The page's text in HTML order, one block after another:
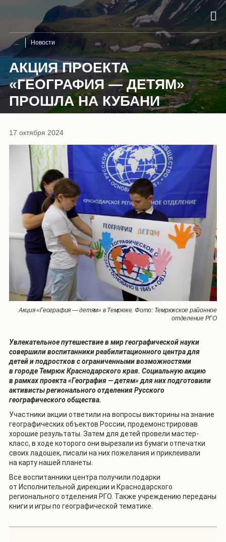
Новости
АКЦИЯ ПРОЕКТА
«ГЕОГРАФИЯ — ДЕТЯМ»
ПРОШЛА НА КУБАНИ
17 октября 2024
Акция «География — детям» в Темрюке. Фото: Темрюкское районное
отделение РГО
Увлекательное путешествие в мир географической науки
совершили воспитанники реабилитационного центра для
детей и подростков с ограниченными возможностями
в городе Темрюк Краснодарского края. Социальную акцию
в рамках проекта «География — детям» для них подготовили
активисты регионального отделения Русского
географического общества.
Участники акции ответили на вопросы викторины на знание
географических объектов России, продемонстрировав
хорошие результаты. Затем для детей провели мастер-
класс, в ходе которого они вырезали из бумаги отпечатки
своих ладошек, писали на них пожелания и приклеивали
на карту нашей планеты.
Все воспитанники центра получили подарки
от Исполнительной дирекции и Краснодарского
регионального отделения РГО. Также учреждению переданы
книги и игры по географической тематике.